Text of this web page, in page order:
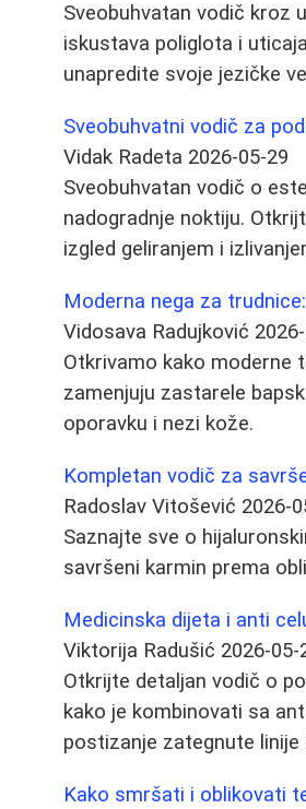
Sveobuhvatan vodič kroz
iskustava poliglota i
unapredite svoje jezičke
Sveobuhvatni vodič za
Vidak Radeta 2026-05-29
Sveobuhvatan vodič o
nadogradnje noktiju.
izgled geliranjem i
Moderna nega za
Vidosava Radujković
Otkrivamo kako moderne
zamenjuju zastarele
oporavku i nezi kože.
Kompletan vodič za
Radoslav Vitošević 2026-
Saznajte sve o
savršeni karmin prema
Medicinska dijeta i anti
Viktorija Radušić 2026-05-
Otkrijte detaljan vodič o
kako je kombinovati sa
postizanje zategnute
Kako smršati i oblikovati